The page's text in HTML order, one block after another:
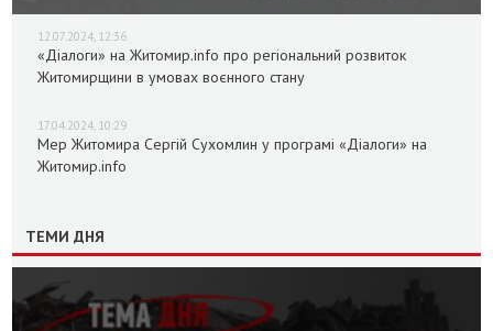
12.07.2024, 12:36
«Діалоги» на Житомир.info про регіональний розвиток
Житомирщини в умовах воєнного стану
17.04.2024, 10:29
Мер Житомира Сергій Сухомлин у програмі «Діалоги» на
Житомир.info
ТЕМИ ДНЯ